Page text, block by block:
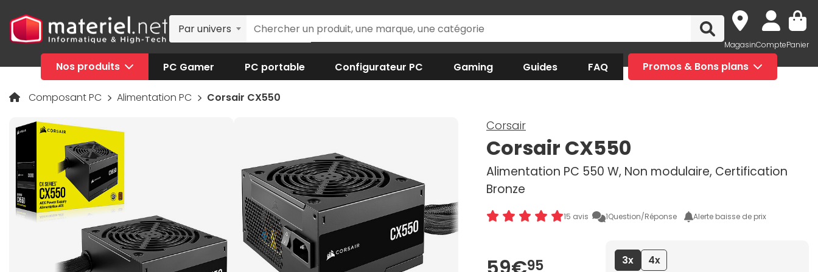
Par univers
MagasinComptePanier
Nos produits PC Gamer PC portable Configurateur PC Gaming Guides FAQ Promos & Bons plans
Composant PC Alimentation PC Corsair CX550
Corsair
Corsair CX550
Alimentation PC 550 W, Non modulaire, Certification
Bronze
15 avis 1Question/Réponse Alerte baisse de prix
95 3x
4x